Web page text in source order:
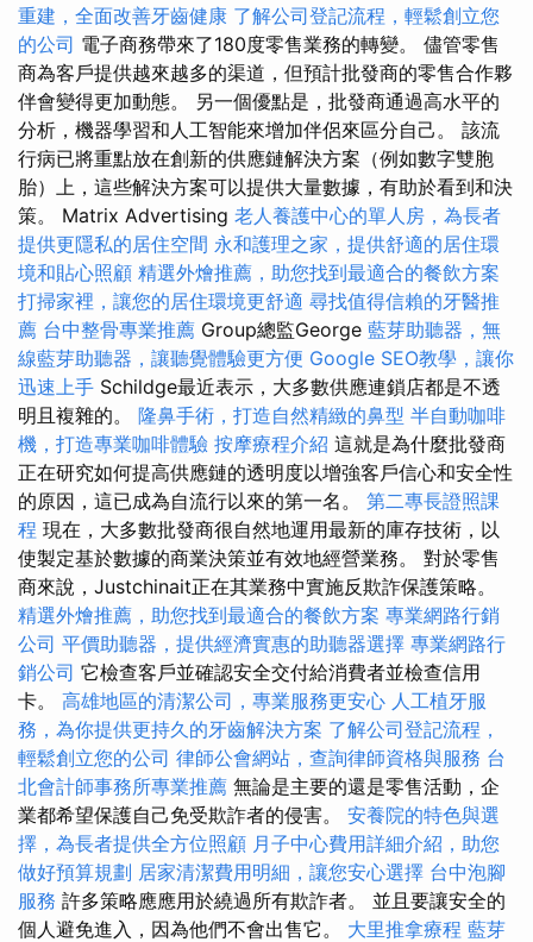
重建，全面改善牙齒健康 了解公司登記流程，輕鬆創立您
的公司 電子商務帶來了180度零售業務的轉變。 儘管零售
商為客戶提供越來越多的渠道，但預計批發商的零售合作夥
伴會變得更加動態。 另一個優點是，批發商通過高水平的
分析，機器學習和人工智能來增加伴侶來區分自己。 該流
行病已將重點放在創新的供應鏈解決方案（例如數字雙胞
胎）上，這些解決方案可以提供大量數據，有助於看到和決
策。 Matrix Advertising 老人養護中心的單人房，為長者
提供更隱私的居住空間 永和護理之家，提供舒適的居住環
境和貼心照顧 精選外燴推薦，助您找到最適合的餐飲方案
打掃家裡，讓您的居住環境更舒適 尋找值得信賴的牙醫推
薦 台中整骨專業推薦 Group總監George 藍芽助聽器，無
線藍芽助聽器，讓聽覺體驗更方便 Google SEO教學，讓你
迅速上手 Schildge最近表示，大多數供應連鎖店都是不透
明且複雜的。 隆鼻手術，打造自然精緻的鼻型 半自動咖啡
機，打造專業咖啡體驗 按摩療程介紹 這就是為什麼批發商
正在研究如何提高供應鏈的透明度以增強客戶信心和安全性
的原因，這已成為自流行以來的第一名。 第二專長證照課
程 現在，大多數批發商很自然地運用最新的庫存技術，以
使製定基於數據的商業決策並有效地經營業務。 對於零售
商來說，Justchinait正在其業務中實施反欺詐保護策略。
精選外燴推薦，助您找到最適合的餐飲方案 專業網路行銷
公司 平價助聽器，提供經濟實惠的助聽器選擇 專業網路行
銷公司 它檢查客戶並確認安全交付給消費者並檢查信用
卡。 高雄地區的清潔公司，專業服務更安心 人工植牙服
務，為你提供更持久的牙齒解決方案 了解公司登記流程，
輕鬆創立您的公司 律師公會網站，查詢律師資格與服務 台
北會計師事務所專業推薦 無論是主要的還是零售活動，企
業都希望保護自己免受欺詐者的侵害。 安養院的特色與選
擇，為長者提供全方位照顧 月子中心費用詳細介紹，助您
做好預算規劃 居家清潔費用明細，讓您安心選擇 台中泡腳
服務 許多策略應應用於繞過所有欺詐者。 並且要讓安全的
個人避免進入，因為他們不會出售它。 大里推拿療程 藍芽